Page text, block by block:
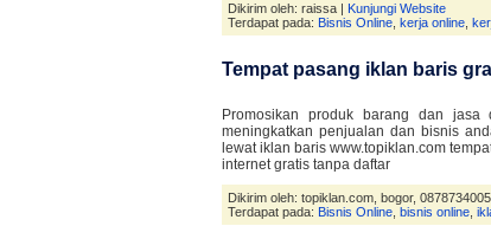
Dikirim oleh: raissa | Kunjungi Website
Terdapat pada: Bisnis Online kerja online
Tempat pasang iklan baris
Promosikan produk barang dan jasa
meningkatkan penjualan dan bisnis
lewat iklan baris www.topiklan.com
internet gratis tanpa daftar
Dikirim oleh: topiklan.com, bogor,
Terdapat pada: Bisnis Online bisnis online